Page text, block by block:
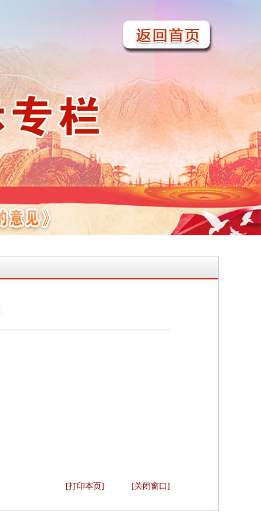
[打印本页] [关闭窗口]